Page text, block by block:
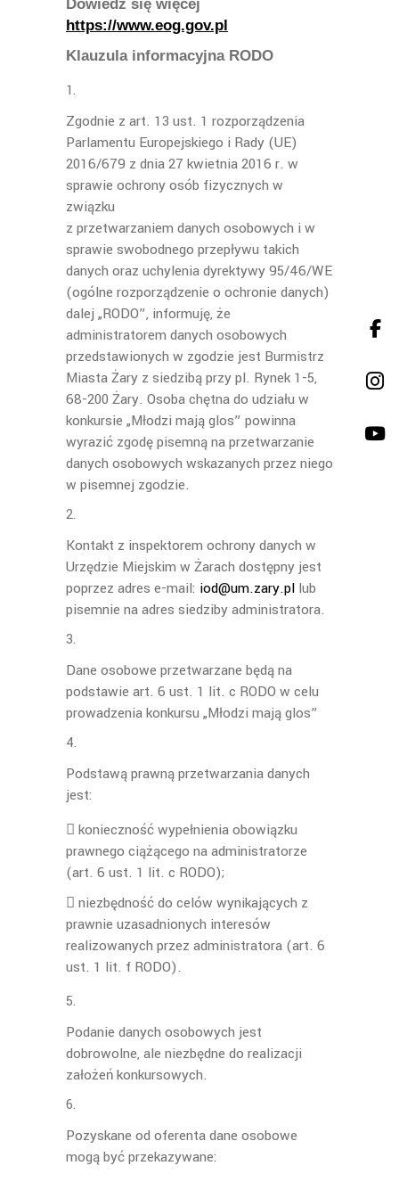
Dowiedz się więcej
https://www.eog.gov.pl
Klauzula informacyjna RODO
Zgodnie z art. 13 ust. 1 rozporządzenia
Parlamentu Europejskiego i Rady (UE)
2016/679 z dnia 27 kwietnia 2016 r. w
sprawie ochrony osób fizycznych w
związku
z przetwarzaniem danych osobowych i w
sprawie swobodnego przepływu takich
danych oraz uchylenia dyrektywy 95/46/WE
(ogólne rozporządzenie o ochronie danych)
dalej „RODO”, informuję, że
administratorem danych osobowych
przedstawionych w zgodzie jest Burmistrz
Miasta Żary z siedzibą przy pl. Rynek 1-5,
68-200 Żary. Osoba chętna do udziału w
konkursie „Młodzi mają glos” powinna
wyrazić zgodę pisemną na przetwarzanie
danych osobowych wskazanych przez niego
w pisemnej zgodzie.
Kontakt z inspektorem ochrony danych w
Urzędzie Miejskim w Żarach dostępny jest
poprzez adres e-mail: iod@um.zary.pl lub
pisemnie na adres siedziby administratora.
Dane osobowe przetwarzane będą na
podstawie art. 6 ust. 1 lit. c RODO w celu
prowadzenia konkursu „Młodzi mają glos”
Podstawą prawną przetwarzania danych
jest:
 konieczność wypełnienia obowiązku
prawnego ciążącego na administratorze
(art. 6 ust. 1 lit. c RODO);
 niezbędność do celów wynikających z
prawnie uzasadnionych interesów
realizowanych przez administratora (art. 6
ust. 1 lit. f RODO).
Podanie danych osobowych jest
dobrowolne, ale niezbędne do realizacji
założeń konkursowych.
Pozyskane od oferenta dane osobowe
mogą być przekazywane: